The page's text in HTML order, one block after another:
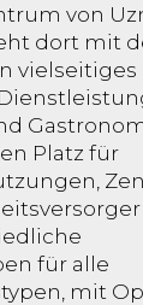
von
dort mit
vielseitiges
Platz für
für alle
mit